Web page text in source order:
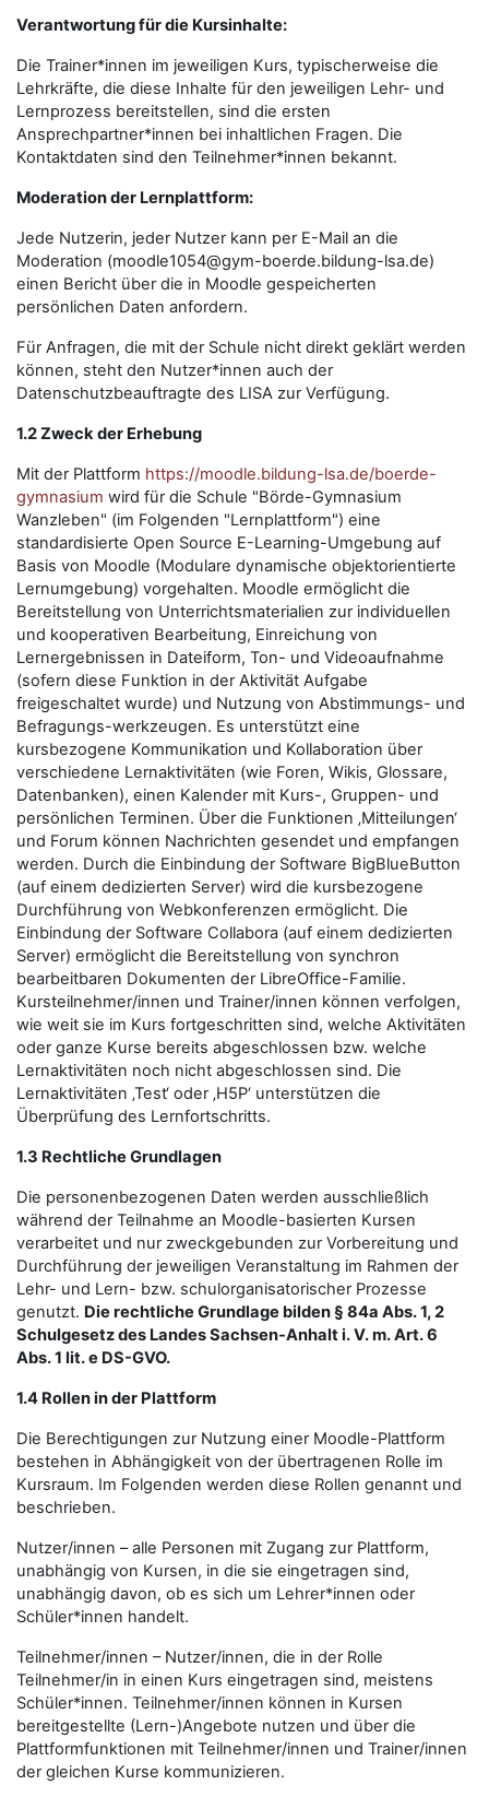
Verantwortung für die Kursinhalte:
Die Trainer*innen im jeweiligen Kurs, typischerweise die
Lehrkräfte, die diese Inhalte für den jeweiligen Lehr- und
Lernprozess bereitstellen, sind die ersten
Ansprechpartner*innen bei inhaltlichen Fragen. Die
Kontaktdaten sind den Teilnehmer*innen bekannt.
Moderation der Lernplattform:
Jede Nutzerin, jeder Nutzer kann per E-Mail an die
Moderation (moodle1054@gym-boerde.bildung-lsa.de)
einen Bericht über die in Moodle gespeicherten
persönlichen Daten anfordern.
Für Anfragen, die mit der Schule nicht direkt geklärt werden
können, steht den Nutzer*innen auch der
Datenschutzbeauftragte des LISA zur Verfügung.
1.2 Zweck der Erhebung
Mit der Plattform https://moodle.bildung-lsa.de/boerde-
gymnasium wird für die Schule "Börde-Gymnasium
Wanzleben" (im Folgenden "Lernplattform") eine
standardisierte Open Source E-Learning-Umgebung auf
Basis von Moodle (Modulare dynamische objektorientierte
Lernumgebung) vorgehalten. Moodle ermöglicht die
Bereitstellung von Unterrichtsmaterialien zur individuellen
und kooperativen Bearbeitung, Einreichung von
Lernergebnissen in Dateiform, Ton- und Videoaufnahme
(sofern diese Funktion in der Aktivität Aufgabe
freigeschaltet wurde) und Nutzung von Abstimmungs- und
Befragungs-werkzeugen. Es unterstützt eine
kursbezogene Kommunikation und Kollaboration über
verschiedene Lernaktivitäten (wie Foren, Wikis, Glossare,
Datenbanken), einen Kalender mit Kurs-, Gruppen- und
persönlichen Terminen. Über die Funktionen ‚Mitteilungen‘
und Forum können Nachrichten gesendet und empfangen
werden. Durch die Einbindung der Software BigBlueButton
(auf einem dedizierten Server) wird die kursbezogene
Durchführung von Webkonferenzen ermöglicht. Die
Einbindung der Software Collabora (auf einem dedizierten
Server) ermöglicht die Bereitstellung von synchron
bearbeitbaren Dokumenten der LibreOffice-Familie.
Kursteilnehmer/innen und Trainer/innen können verfolgen,
wie weit sie im Kurs fortgeschritten sind, welche Aktivitäten
oder ganze Kurse bereits abgeschlossen bzw. welche
Lernaktivitäten noch nicht abgeschlossen sind. Die
Lernaktivitäten ‚Test‘ oder ‚H5P‘ unterstützen die
Überprüfung des Lernfortschritts.
1.3 Rechtliche Grundlagen
Die personenbezogenen Daten werden ausschließlich
während der Teilnahme an Moodle-basierten Kursen
verarbeitet und nur zweckgebunden zur Vorbereitung und
Durchführung der jeweiligen Veranstaltung im Rahmen der
Lehr- und Lern- bzw. schulorganisatorischer Prozesse
genutzt. Die rechtliche Grundlage bilden § 84a Abs. 1, 2
Schulgesetz des Landes Sachsen-Anhalt i. V. m. Art. 6
Abs. 1 lit. e DS-GVO.
1.4 Rollen in der Plattform
Die Berechtigungen zur Nutzung einer Moodle-Plattform
bestehen in Abhängigkeit von der übertragenen Rolle im
Kursraum. Im Folgenden werden diese Rollen genannt und
beschrieben.
Nutzer/innen – alle Personen mit Zugang zur Plattform,
unabhängig von Kursen, in die sie eingetragen sind,
unabhängig davon, ob es sich um Lehrer*innen oder
Schüler*innen handelt.
Teilnehmer/innen – Nutzer/innen, die in der Rolle
Teilnehmer/in in einen Kurs eingetragen sind, meistens
Schüler*innen. Teilnehmer/innen können in Kursen
bereitgestellte (Lern-)Angebote nutzen und über die
Plattformfunktionen mit Teilnehmer/innen und Trainer/innen
der gleichen Kurse kommunizieren.